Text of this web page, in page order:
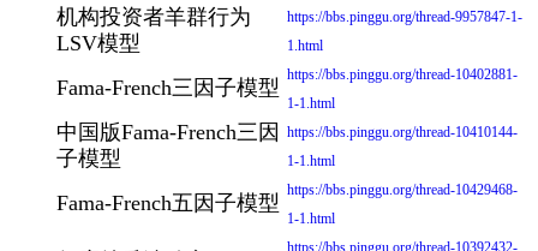
机构投资者羊群行为
LSV模型
https://bbs.pinggu.org/thread-9957847-1-
1.html
Fama-French三因子模型
https://bbs.pinggu.org/thread-10402881-
1-1.html
中国版Fama-French三因
子模型
https://bbs.pinggu.org/thread-10410144-
1-1.html
Fama-French五因子模型
https://bbs.pinggu.org/thread-10429468-
1-1.html
https://bbs.pinggu.org/thread-10392432-